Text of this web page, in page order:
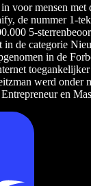
voor mensen met
de nummer 1-
5-
in de categorie
in de
werd onder
en